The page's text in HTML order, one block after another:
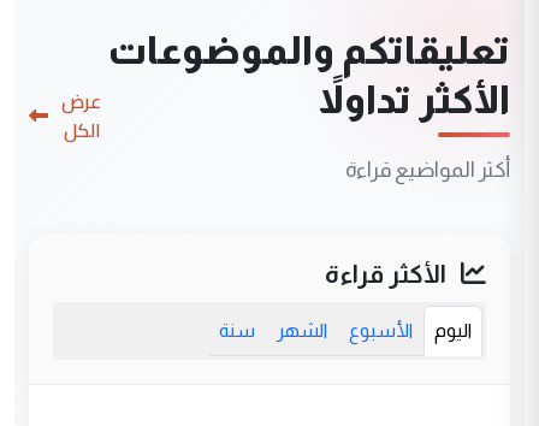
تعليقاتكم والموضوعات
الأكثر تداولاً
أكثر المواضيع قراءة
عرض
الكل
الأكثر قراءة
اليوم الأسبوع الشهر سنة